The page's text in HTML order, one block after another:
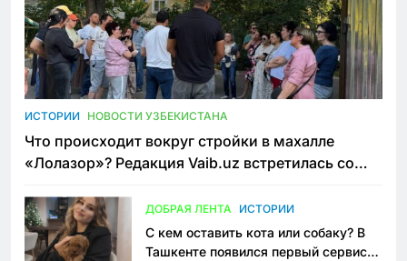
ИСТОРИИ НОВОСТИ УЗБЕКИСТАНА
Что происходит вокруг стройки в махалле
«Лолазор»? Редакция Vaib.uz встретилась со
ДОБРАЯ ЛЕНТА ИСТОРИИ
С кем оставить кота или собаку? В
Ташкенте появился первый сервис